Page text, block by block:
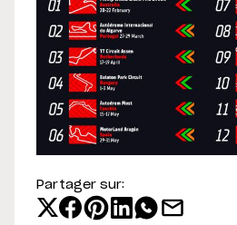
Partager sur: